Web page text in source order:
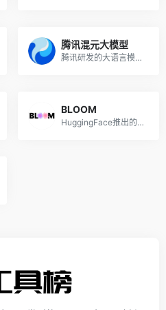
腾讯混元大模型
腾讯研发的大语言模型，具备强大的中文创作能力，复杂语境下的逻辑推理能力，以及可靠的任务执行能力
BLOOM
HuggingFace推出的大型语言模型（LLM）